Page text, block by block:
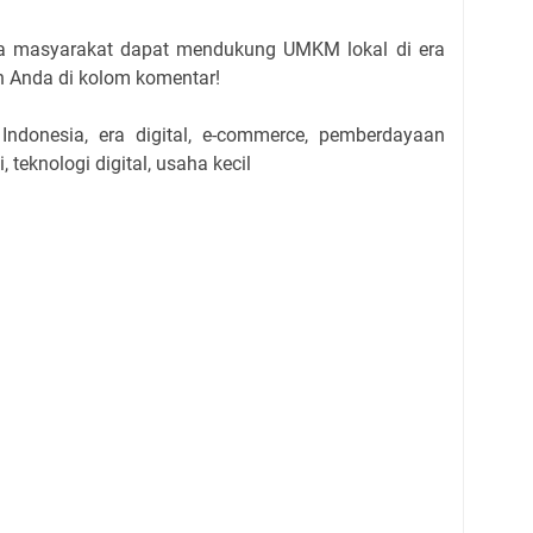
masyarakat dapat mendukung UMKM lokal di era
di kolom komentar!
era digital, e-commerce, pemberdayaan
teknologi digital, usaha kecil